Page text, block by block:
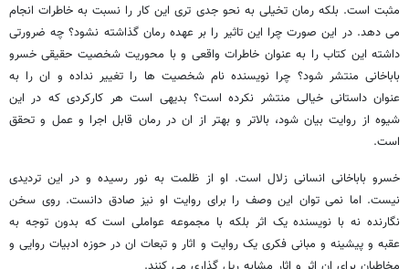
مثبت است. بلکه رمان تخیلی به نحو جدی تری این کار را نسبت به خاطرات انجام
می دهد. در این صورت چرا این تاثیر را بر عهده رمان گذاشته نشود؟ چه ضرورتی
داشته این کتاب را به عنوان خاطرات واقعی و با محوریت شخصیت حقیقی خسرو
باباخانی منتشر شود؟ چرا نویسنده نام شخصیت ها را تغییر نداده و ان را به
عنوان داستانی خیالی منتشر نکرده است؟ بدیهی است هر کارکردی که در این
شیوه از روایت بیان شود، بالاتر و بهتر از ان در رمان قابل اجرا و عمل و تحقق
است.
خسرو باباخانی انسانی زلال است. او از ظلمت به نور رسیده و در این تردیدی
نیست. اما نمی توان این وصف را برای روایت او نیز صادق دانست. روی سخن
نگارنده نه با نویسنده یک اثر بلکه با مجموعه عواملی است که بدون توجه به
عقبه و پیشینه و مبانی فکری یک روایت و اثار و تبعات ان در حوزه ادبیات روایی و